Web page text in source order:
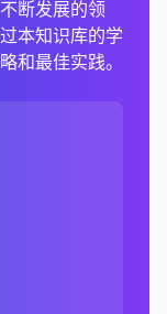
关的内容。
成部分，它帮
正确实施结构
，特别是在竞
据。
据报告。
站在相关关键
接影响点击
有机结果、
牌可见度。
响用户体验
页面重定向到
量直接重定向
1年，以确保搜
依赖重定向。
。
范URL：
以使用HTTP
仅是页面浏
视为参与会
，如页面滚
包括页面速
部链接。
导航、设计和
内容。
少页面。
题。
率。
不匹配或用户
。
Sitebulb、
性变化。
同国家/地
式和注意力分
会和问题。
，可以识别表
接建设机会。
给非技术人员
建议功能。
建议。
较低，转化率
关键词。
对的关键词机
和回答式内
Friendly
）。
页面。
数量。
、Google
、
、
、Moz
的宝贵数
手。
中与你竞争的
对手。
争对手分析
断发展的领
本知识库的学
和最佳实践。